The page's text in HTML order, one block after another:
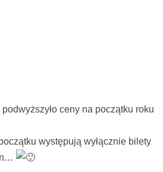
ceny na początku roku
występują wyłącznie bilety